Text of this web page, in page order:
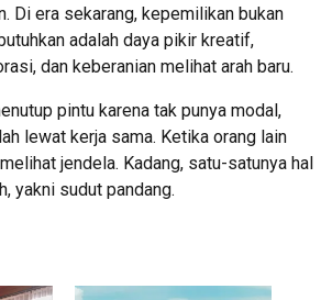
Di era sekarang, kepemilikan bukan
adalah daya pikir kreatif,
dan keberanian melihat arah baru.
pintu karena tak punya modal,
lewat kerja sama. Ketika orang lain
jendela. Kadang, satu-satunya hal
yakni sudut pandang.